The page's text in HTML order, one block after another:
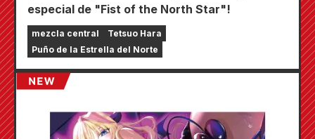
especial de "Fist of the North Star"!
mezcla central
Tetsuo Hara
Puño de la Estrella del Norte